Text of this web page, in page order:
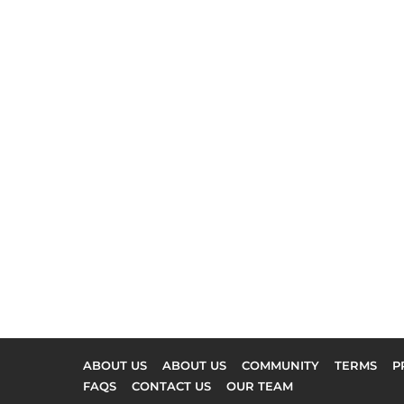
ABOUT US ABOUT US COMMUNITY TERMS
FAQS
CONTACT US OUR TEAM